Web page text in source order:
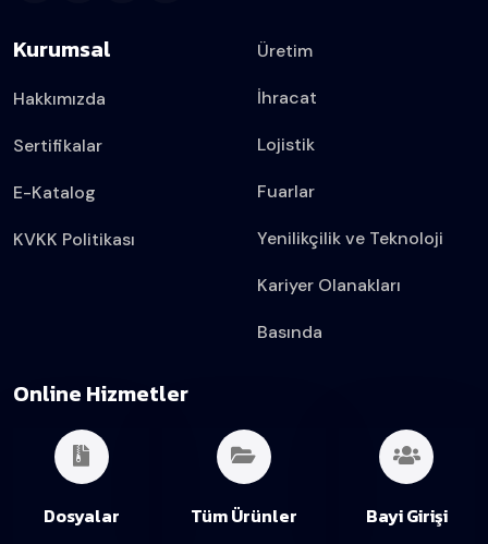
Kurumsal
Hakkımızda
Sertifikalar
E-Katalog
KVKK Politikası
Üretim
İhracat
Lojistik
Fuarlar
Yenilikçilik ve Teknoloji
Kariyer Olanakları
Basında
Online Hizmetler
Dosyalar Tüm Ürünler Bayi Girişi